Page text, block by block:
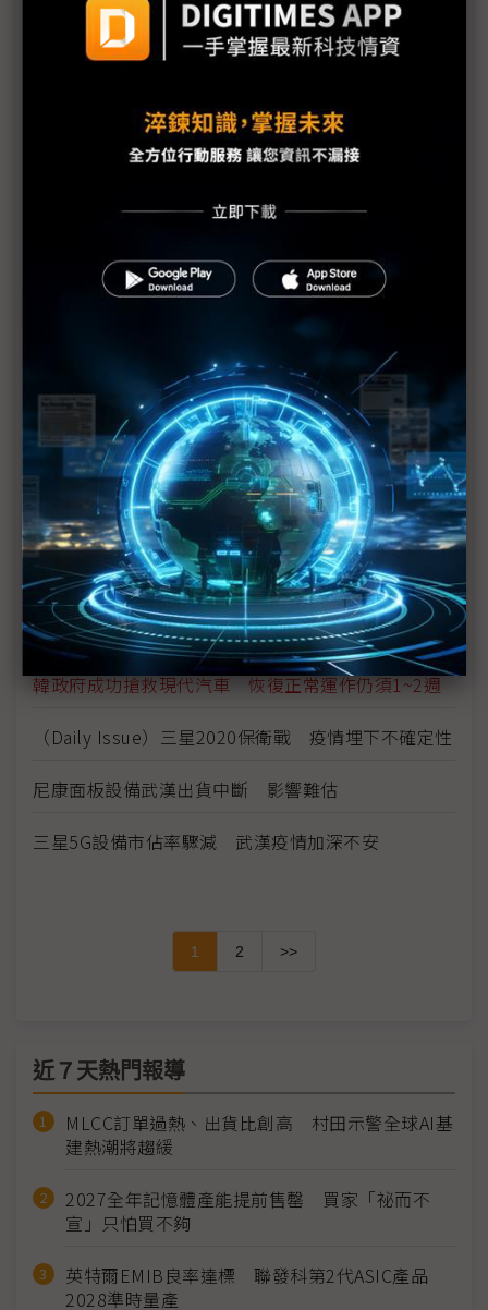
南韓疫情全境擴散 恐侵蝕業者首季獲利
韓疫情嚴峻 政府防金融體系瓦解
疫情延後特別版Switch訂3月預售 4月起影響出貨歐
武漢疫情衝擊更甚SARS 南韓憂主力產品難逃一劫
一樣的疫情 「疫」樣的半面悲喜
計畫趕不上變化 LGD廣州廠量產恐延至2Q20
疫情與競品 牽動PS5訂價
疫情引發LCD漲價、供給不穩 電視業者備貨忐忑
三星啟動22億美元貸款基金 力穩中國供應鏈
韓政府成功搶救現代汽車 恢復正常運作仍須1~2週
（Daily Issue）三星2020保衛戰 疫情埋下不確定性
尼康面板設備武漢出貨中斷 影響難估
三星5G設備市佔率驟減 武漢疫情加深不安
1 2 >>
近７天熱門報導
MLCC訂單過熱、出貨比創高 村田示警全球AI基
建熱潮將趨緩
2027全年記憶體產能提前售罄 買家「祕而不
宣」只怕買不夠
英特爾EMIB良率達標 聯發科第2代ASIC產品
2028準時量產